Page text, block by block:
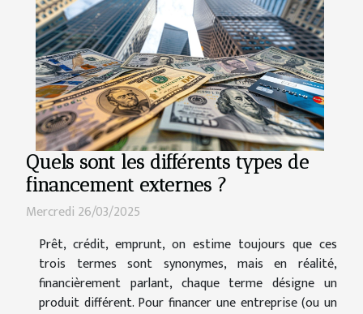
Quels sont les différents types de
financement externes ?
Mercredi 26/03/2025
Prêt, crédit, emprunt, on estime toujours que ces
trois termes sont synonymes, mais en réalité,
financièrement parlant, chaque terme désigne un
produit différent. Pour financer une entreprise (ou un